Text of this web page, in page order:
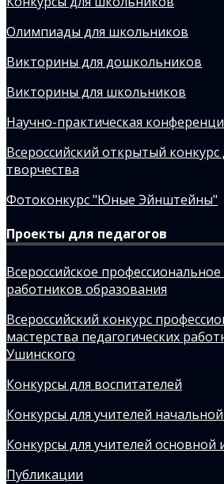
Олимпиады для школьников
Викторины для дошкольников
Викторины для школьников
Научно-практическая
Всероссийский открытый конкурс
творчества
Фотоконкурс "Юные Эйнштейны"
Проекты для педагогов
Всероссийское
работников образования
Всероссийский конкурс
мастерства педагогических
Ушинского
Конкурсы для воспитателей
Конкурсы для учителей
Конкурсы для учителей
Публикации